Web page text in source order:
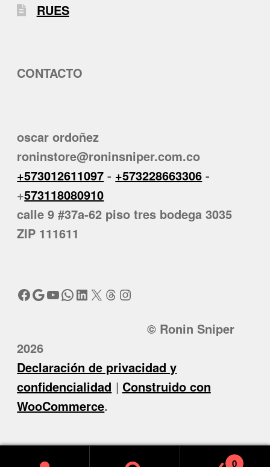
RUES
CONTACTO
oscar ordoñez
roninstore@roninsniper.com.co
+573012611097 - +573228663306 -
+573118080910
calle 9 #37a-62 piso tres bodega 3035
ZIP 111611
Facebook
Google
YouTube
WhatsApp
LinkedIn
X Threads
Instagram
© Ronin Sniper
2026
Declaración de privacidad y
confidencialidad
Construido con
WooCommerce.
0